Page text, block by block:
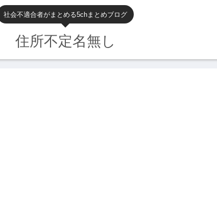
社会不適合者がまとめる5chまとめブログ
住所不定名無し